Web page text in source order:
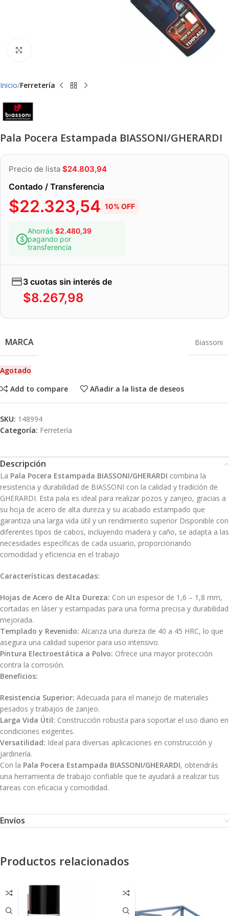
Inicio Ferretería
Pala Pocera Estampada BIASSONI/GHERARDI
Precio de lista $24.803,94
Contado / Transferencia
$22.323,54 10% OFF
Ahorrás $2.480,39
pagando por
transferencia
3 cuotas sin interés de
$8.267,98
MARCA Biassoni
Agotado
Add to compare
Añadir a la lista de deseos
SKU: 148994
Categoría: Ferretería
Descripción
La Pala Pocera Estampada BIASSONI/GHERARDI combina la
resistencia y durabilidad de BIASSONI con la calidad y tradición de
GHERARDI. Esta pala es ideal para realizar pozos y zanjeo, gracias a
su hoja de acero de alta dureza y su acabado estampado que
garantiza una larga vida útil y un rendimiento superior Disponible con
diferentes tipos de cabos, incluyendo madera y caño, se adapta a las
necesidades específicas de cada usuario, proporcionando
comodidad y eficiencia en el trabajo
Características destacadas:
Hojas de Acero de Alta Dureza: Con un espesor de 1,6 – 1,8 mm,
cortadas en láser y estampadas para una forma precisa y durabilidad
mejorada.
Templado y Revenido: Alcanza una dureza de 40 a 45 HRC, lo que
asegura una calidad superior para uso intensivo.
Pintura Electroestática a Polvo: Ofrece una mayor protección
contra la corrosión.
Beneficios:
Resistencia Superior: Adecuada para el manejo de materiales
pesados y trabajos de zanjeo.
Larga Vida Útil: Construcción robusta para soportar el uso diario en
condiciones exigentes.
Versatilidad: Ideal para diversas aplicaciones en construcción y
jardinería.
Con la Pala Pocera Estampada BIASSONI/GHERARDI, obtendrás
una herramienta de trabajo confiable que te ayudará a realizar tus
tareas con eficacia y comodidad.
Envíos
Productos relacionados